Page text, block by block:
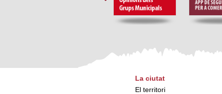
La ciutat
El territori